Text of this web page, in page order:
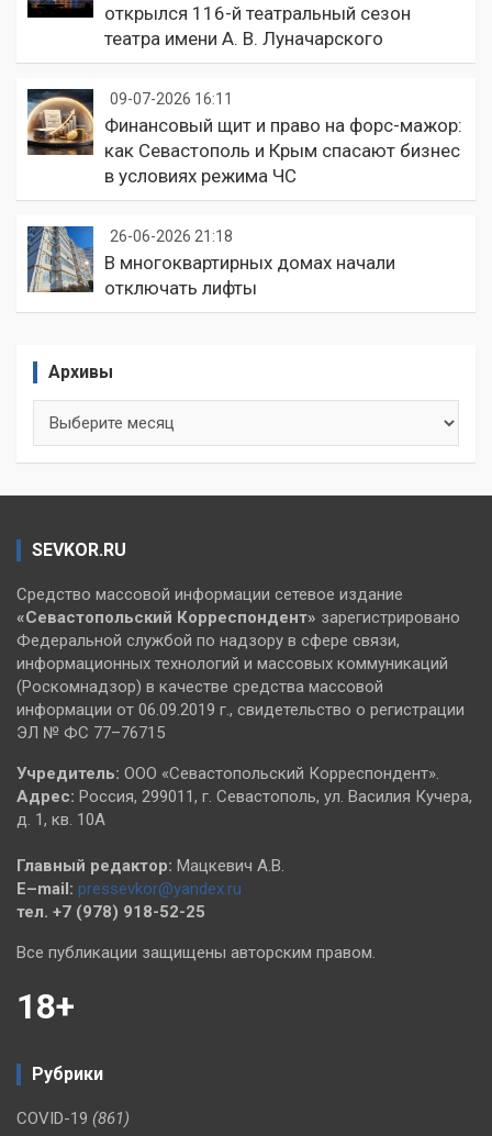
открылся 116-й театральный сезон
театра имени А. В. Луначарского
09-07-2026 16:11
Финансовый щит и право на форс-мажор:
как Севастополь и Крым спасают бизнес
в условиях режима ЧС
26-06-2026 21:18
В многоквартирных домах начали
отключать лифты
Архивы
SEVKOR.RU
Средство массовой информации сетевое издание
«Севастопольский Корреспондент» зарегистрировано
Федеральной службой по надзору в сфере связи,
информационных технологий и массовых коммуникаций
(Роскомнадзор) в качестве средства массовой
информации от 06.09.2019 г., свидетельство о регистрации
ЭЛ № ФС 77–76715
Учредитель: ООО «Севастопольский Корреспондент».
Адрес: Россия, 299011, г. Севастополь, ул. Василия Кучера,
д. 1, кв. 10А
Главный редактор: Мацкевич А.В.
E–mail: pressevkor@yandex.ru
тел. +7 (978) 918-52-25
Все публикации защищены авторским правом.
18+
Рубрики
COVID-19 (861)